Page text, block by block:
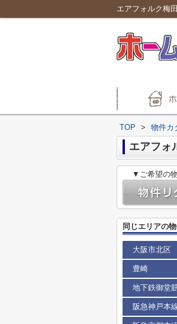
エアフォルク梅
TOP > 物件カ
エアフォ
▼ご希望の
同じエリアの
大阪市北区
豊崎
地下鉄御堂
阪急神戸本